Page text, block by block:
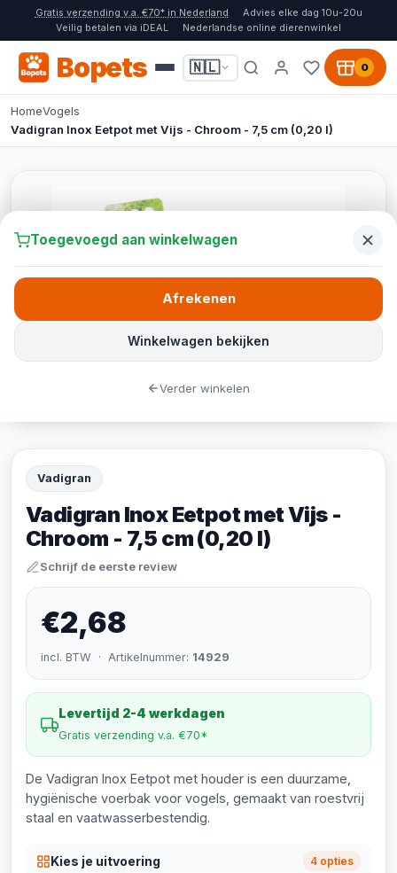
Gratis verzending v.a. €70* in Nederland
Advies elke dag 10u-20u
Veilig betalen via iDEAL
Nederlandse online dierenwinkel
Bopets 🇳🇱 0
HomeVogels
Vadigran Inox Eetpot met Vijs - Chroom - 7,5 cm (0,20 l)
Vadigran
Vadigran Inox Eetpot met Vijs -
Chroom - 7,5 cm (0,20 l)
Schrijf de eerste review
€2,68
incl. BTW · Artikelnummer: 14929
Levertijd 2-4 werkdagen
Gratis verzending v.a. €70*
De Vadigran Inox Eetpot met houder is een duurzame,
hygiënische voerbak voor vogels, gemaakt van roestvrij
staal en vaatwasserbestendig.
Kies je uitvoering 4 opties
Toegevoegd aan winkelwagen
Winkelwagen bekijken
Afrekenen
Verder winkelen